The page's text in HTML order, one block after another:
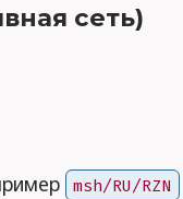
сеть)
msh/RU/RZN